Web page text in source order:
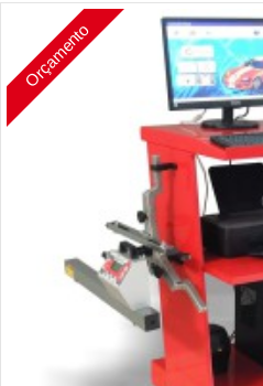
Orçamento